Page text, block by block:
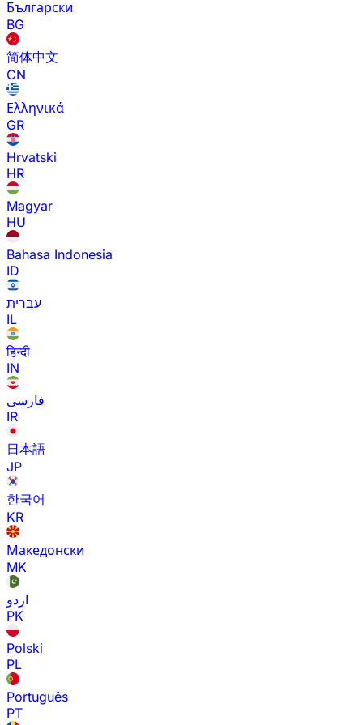
Български
BG
简体中文
CN
Ελληνικά
GR
Hrvatski
HR
Magyar
HU
Bahasa Indonesia
ID
עברית
IL
हिन्दी
IN
فارسی
IR
日本語
JP
한국어
KR
Македонски
MK
اردو
PK
Polski
PL
Português
PT